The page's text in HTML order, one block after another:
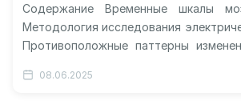
Содержание Временные шкалы
Методология исследования
Противоположные паттерны
Пространственная интеграция и…
08.06.2025